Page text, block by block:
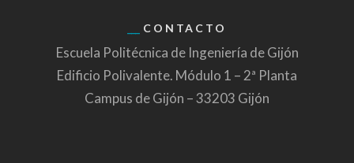
CONTACTO
Escuela Politécnica de Ingeniería de Gijón
Edificio Polivalente. Módulo 1 – 2ª Planta
Campus de Gijón – 33203 Gijón